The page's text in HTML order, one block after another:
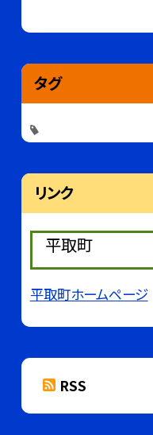
タグ
リンク
平取町
平取町ホームページ
RSS